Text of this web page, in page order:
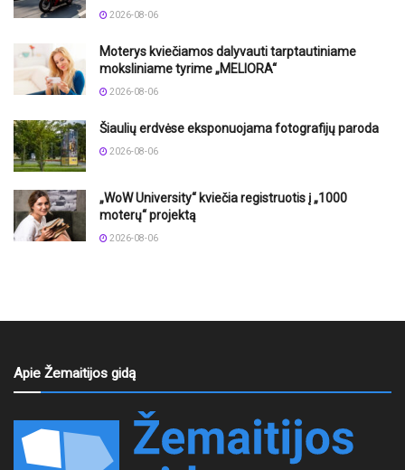
2026-08-06
Moterys kviečiamos dalyvauti tarptautiniame
moksliniame tyrime „MELIORA“
2026-08-06
Šiaulių erdvėse eksponuojama fotografijų paroda
2026-08-06
„WoW University“ kviečia registruotis į „1000
moterų“ projektą
2026-08-06
Apie Žemaitijos gidą